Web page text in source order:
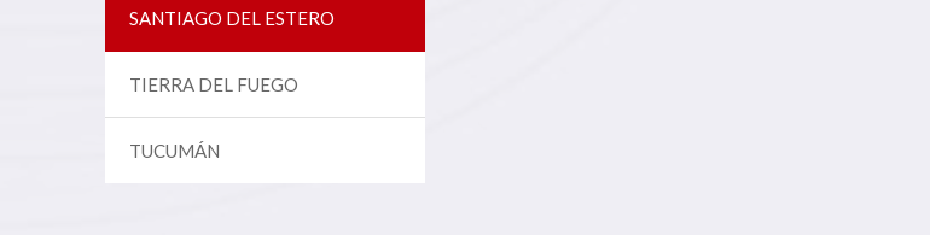
SANTIAGO DEL ESTERO
TIERRA DEL FUEGO
TUCUMÁN